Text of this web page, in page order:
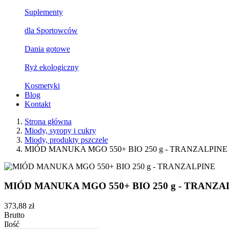
Suplementy
dla Sportowców
Dania gotowe
Ryż ekologiczny
Kosmetyki
Blog
Kontakt
Strona główna
Miody, syropy i cukry
Miody, produkty pszczele
MIÓD MANUKA MGO 550+ BIO 250 g - TRANZALPINE
MIÓD MANUKA MGO 550+ BIO 250 g -
373,88 zł
Brutto
Ilość